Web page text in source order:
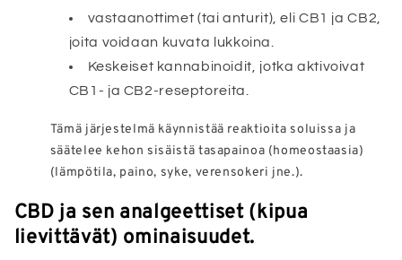
vastaanottimet (tai anturit), eli CB1 ja CB2,
joita voidaan kuvata lukkoina.
Keskeiset kannabinoidit, jotka aktivoivat
CB1- ja CB2-reseptoreita.
Tämä järjestelmä käynnistää reaktioita soluissa ja
säätelee kehon sisäistä tasapainoa (homeostaasia)
(lämpötila, paino, syke, verensokeri jne.).
CBD ja sen analgeettiset (kipua
lievittävät) ominaisuudet.